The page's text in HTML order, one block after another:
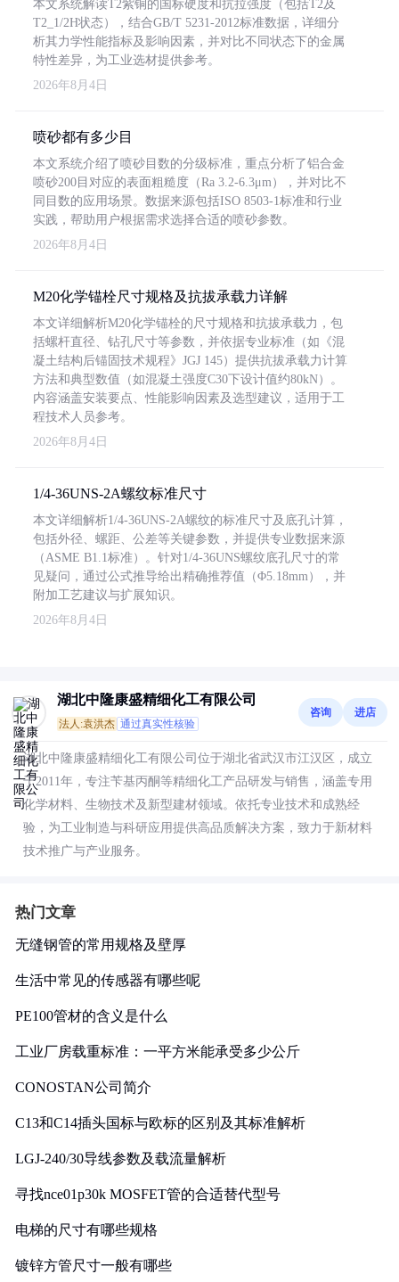
本文系统解读T2紫铜的国标硬度和抗拉强度（包括T2及
T2_1/2H状态），结合GB/T 5231-2012标准数据，详细分
析其力学性能指标及影响因素，并对比不同状态下的金属
特性差异，为工业选材提供参考。
2026年8月4日
喷砂都有多少目
本文系统介绍了喷砂目数的分级标准，重点分析了铝合金
喷砂200目对应的表面粗糙度（Ra 3.2-6.3μm），并对比不
同目数的应用场景。数据来源包括ISO 8503-1标准和行业
实践，帮助用户根据需求选择合适的喷砂参数。
2026年8月4日
M20化学锚栓尺寸规格及抗拔承载力详解
本文详细解析M20化学锚栓的尺寸规格和抗拔承载力，包
括螺杆直径、钻孔尺寸等参数，并依据专业标准（如《混
凝土结构后锚固技术规程》JGJ 145）提供抗拔承载力计算
方法和典型数值（如混凝土强度C30下设计值约80kN）。
内容涵盖安装要点、性能影响因素及选型建议，适用于工
程技术人员参考。
2026年8月4日
1/4-36UNS-2A螺纹标准尺寸
本文详细解析1/4-36UNS-2A螺纹的标准尺寸及底孔计算，
包括外径、螺距、公差等关键参数，并提供专业数据来源
（ASME B1.1标准）。针对1/4-36UNS螺纹底孔尺寸的常
见疑问，通过公式推导给出精确推荐值（Φ5.18mm），并
附加工艺建议与扩展知识。
2026年8月4日
湖北中隆康盛精细化工有限公司
法人:袁洪杰 通过真实性核验
咨询 进店
湖北中隆康盛精细化工有限公司位于湖北省武汉市江汉区，成立
于2011年，专注苄基丙酮等精细化工产品研发与销售，涵盖专用
化学材料、生物技术及新型建材领域。依托专业技术和成熟经
验，为工业制造与科研应用提供高品质解决方案，致力于新材料
技术推广与产业服务。
热门文章
无缝钢管的常用规格及壁厚
生活中常见的传感器有哪些呢
PE100管材的含义是什么
工业厂房载重标准：一平方米能承受多少公斤
CONOSTAN公司简介
C13和C14插头国标与欧标的区别及其标准解析
LGJ-240/30导线参数及载流量解析
寻找nce01p30k MOSFET管的合适替代型号
电梯的尺寸有哪些规格
镀锌方管尺寸一般有哪些